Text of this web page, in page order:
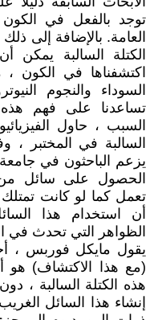
توجد بالفعل في
العامة. بالإضافة إلى
الكتلة السالبة يمكن
اكتشفناها في الكون
السوداء والنجوم
تساعدنا على فهم
السبب ، حاول
السالبة في المختبر ،
يزعم الباحثون في
الحصول على سائل من
تعمل كما لو كانت تمتلك
أن استخدام هذا
الظواهر التي تحدث في
يقول مايكل فوربس ،
(مع هذا الاكتشاف) هو
هذه الكتلة السالبة ،
إنشاء هذا السائل